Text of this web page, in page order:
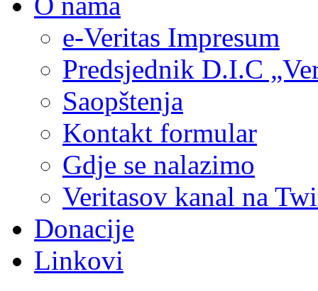
e-Veritas Impresum
Predsjednik D.I.C
Saopštenja
Kontakt formular
Gdje se nalazimo
Veritasov kanal na
Donacije
Linkovi